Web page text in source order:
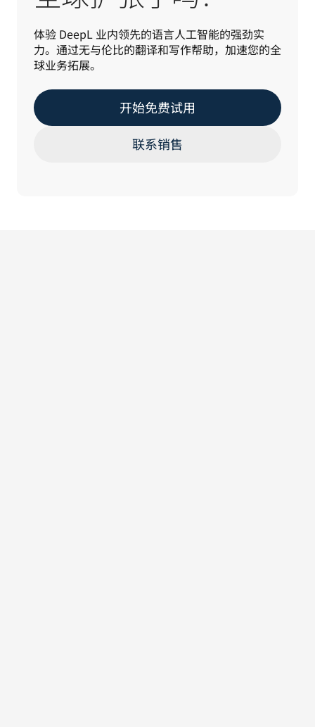
体验 DeepL 业内领先的语言人工智能的强劲实
力。通过无与伦比的翻译和写作帮助，加速您的全
球业务拓展。
开始免费试用
联系销售